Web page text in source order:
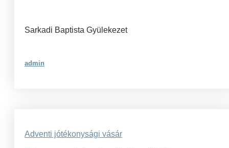
Sarkadi Baptista Gyülekezet
admin
navigáció
Adventi jótékonysági vásár